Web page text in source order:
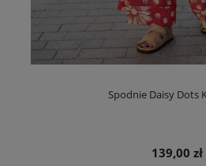
Spodnie Daisy Dots
139,00 zł